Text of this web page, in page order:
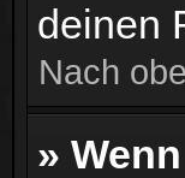
deinen
Nach
»